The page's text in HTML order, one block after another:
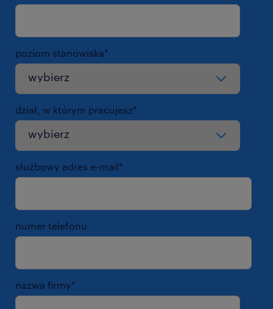
poziom stanowiska*
dział, w którym pracujesz*
służbowy adres e-mail*
numer telefonu
nazwa firmy*